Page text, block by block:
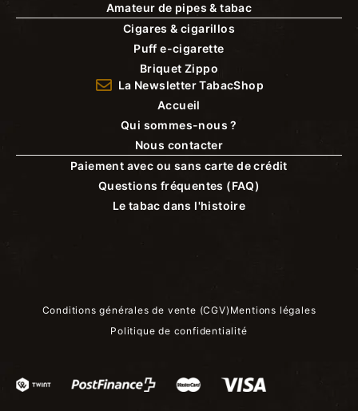
Amateur de pipes & tabac
Cigares & cigarillos
Puff e-cigarette
Briquet Zippo
La Newsletter TabacShop
Accueil
Qui sommes-nous ?
Nous contacter
Paiement avec ou sans carte de crédit
Questions fréquentes (FAQ)
Le tabac dans l'histoire
Conditions générales de vente (CGV) Mentions légales
Politique de confidentialité